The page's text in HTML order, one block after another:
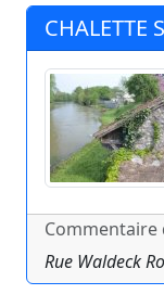
CHALETTE
Commentaire
Rue Waldeck